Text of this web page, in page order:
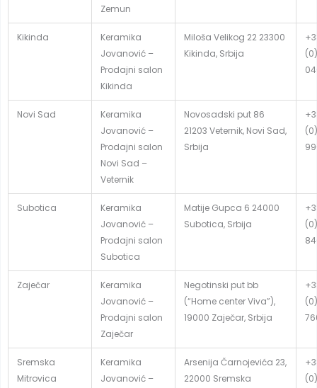
Zemun
Kikinda
Keramika
Jovanović –
Prodajni salon
Kikinda
Miloša Velikog 22 23300
Kikinda, Srbija
Novi Sad
Keramika
Jovanović –
Prodajni salon
Novi Sad –
Veternik
Novosadski put 86
21203 Veternik, Novi Sad,
Srbija
Subotica
Keramika
Jovanović –
Prodajni salon
Subotica
Matije Gupca 6 24000
Subotica, Srbija
Zaječar
Keramika
Jovanović –
Prodajni salon
Zaječar
Negotinski put bb
(“Home center Viva”),
19000 Zaječar, Srbija
Sremska
Mitrovica
Keramika
Jovanović –
Arsenija Čarnojevića 23,
22000 Sremska